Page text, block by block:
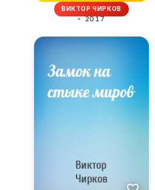
ВИКТОР ЧИРКОВ
2017